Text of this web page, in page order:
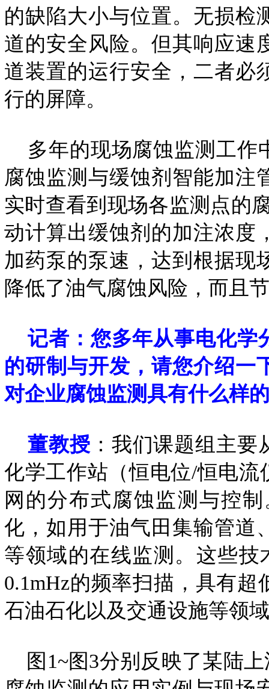
的缺陷大小与位置。无损检
道的安全风险。但其响应速
道装置的运行安全，二者必
行的屏障。
多年的现场腐蚀监测工作
腐蚀监测与缓蚀剂智能加注
实时查看到现场各监测点的
动计算出缓蚀剂的加注浓度
加药泵的泵速，达到根据现
降低了油气腐蚀风险，而且
记者：您多年从事电化学
的研制与开发，请您介绍一
对企业腐蚀监测具有什么样
董教授 ：我们课题组主
化学工作站（恒电位/恒电
网的分布式腐蚀监测与控
化，如用于油气田集输管道
等领域的在线监测。这些技
0.1mHz的频率扫描，具有
石油石化以及交通设施等领
图1~图3分别反映了某陆上